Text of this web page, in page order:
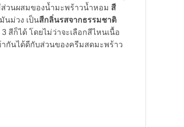
วนผสมของน้ำมะพร้าวน้ำหอม สี
นม่วง เป็นสีกลิ่นรสจากธรรมชาติ
สีก็ได้ โดยไม่ว่าจะเลือกสีไหนเนื้อ
กันได้ดีกับส่วนของครีมสดมะพร้าว